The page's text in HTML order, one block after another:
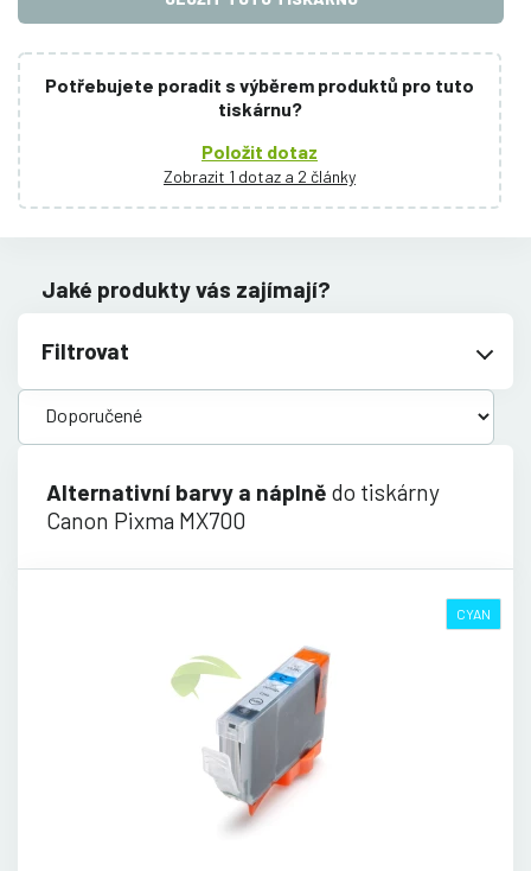
Potřebujete poradit s výběrem produktů pro tuto
tiskárnu?
Položit dotaz
Zobrazit 1 dotaz a 2 články
Jaké produkty vás zajímají?
Filtrovat
Alternativní barvy a náplně do tiskárny
Canon Pixma MX700
CYAN